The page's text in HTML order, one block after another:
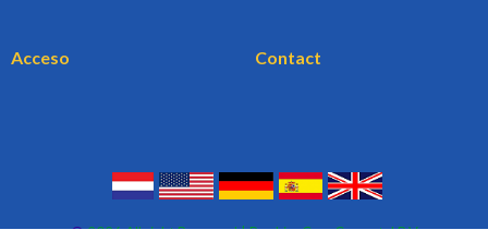
Acceso Contact